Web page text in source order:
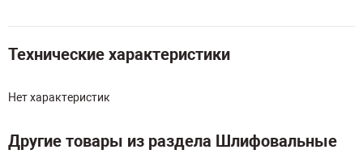
Технические характеристики
Нет характеристик
Другие товары из раздела Шлифовальные